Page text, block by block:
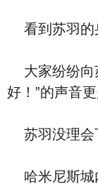
看到苏羽的
大家纷纷向
好！”的声音更
苏羽没理会
哈米尼斯城